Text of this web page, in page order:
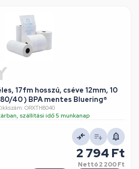
17fm hosszú, cséve 12mm, 10
40 ) BPA mentes Bluering®
ORXTH8040
szállítási idő 5 munkanap
2 794 Ft
Nettó2 200 Ft